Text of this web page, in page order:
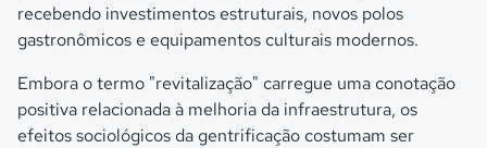
recebendo investimentos estruturais, novos polos
gastronômicos e equipamentos culturais modernos.
Embora o termo "revitalização" carregue uma conotação
positiva relacionada à melhoria da infraestrutura, os
efeitos sociológicos da gentrificação costumam ser